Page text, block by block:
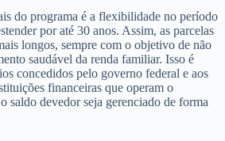
do programa é a flexibilidade no período
por até 30 anos. Assim, as parcelas
longos, sempre com o objetivo de não
saudável da renda familiar. Isso é
concedidos pelo governo federal e aos
financeiras que operam o
saldo devedor seja gerenciado de forma